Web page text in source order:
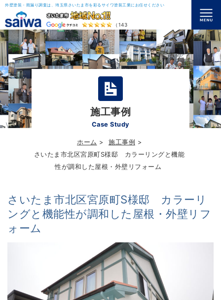
外壁塗装・雨漏り調査は、埼玉県さいたま市を彩るサイワ塗装工業にお任せください
（143）
施工事例
Case Study
ホーム
施工事例
さいたま市北区宮原町S様邸 カラーリングと機能
性が調和した屋根・外壁リフォーム
さいたま市北区宮原町S様邸 カラーリ
ングと機能性が調和した屋根・外壁リフ
ォーム